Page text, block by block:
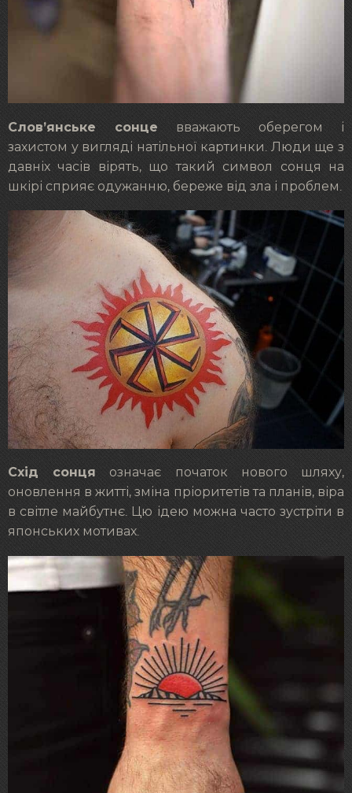
Слов’янське сонцевважають оберегом і
захистом у вигляді натільної картинки. Люди ще з
давніх часів вірять, що такий символ сонця на
шкірі сприяє одужанню, береже від зла і проблем.
Схід сонця означає початок нового шляху,
оновлення в житті, зміна пріоритетів та планів, віра
в світле майбутнє. Цю ідею можна часто зустріти в
японських мотивах.